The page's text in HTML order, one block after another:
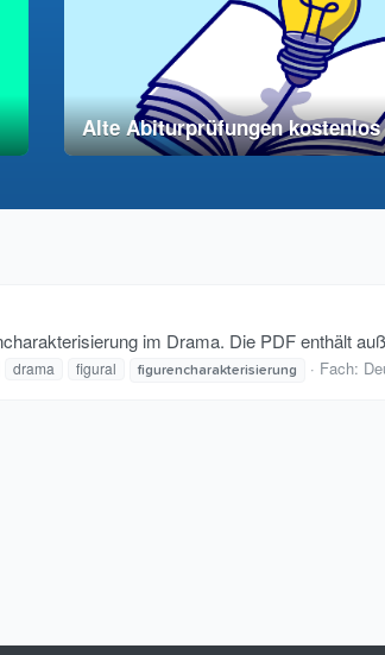
Alte Abiturprüfungen
im Drama. Die PDF enthält
drama figural figurencharakterisierung Fach: